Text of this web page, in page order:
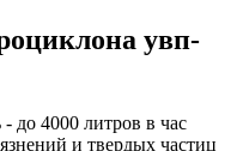
увп-
до 4000 литров в час
и твердых частиц